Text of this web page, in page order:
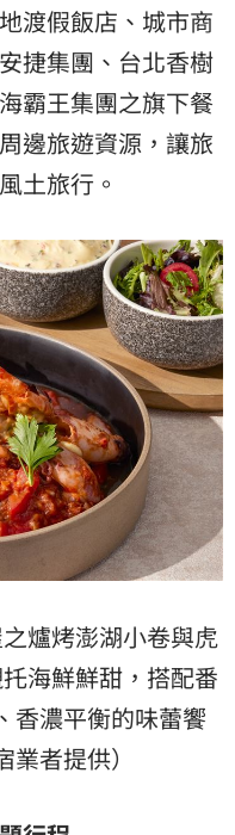
渡假飯店、城市商
捷集團、台北香樹
霸王集團之旗下餐
邊旅遊資源，讓旅
土旅行。
爐烤澎湖小卷與虎
海鮮鮮甜，搭配番
香濃平衡的味蕾饗
者提供）